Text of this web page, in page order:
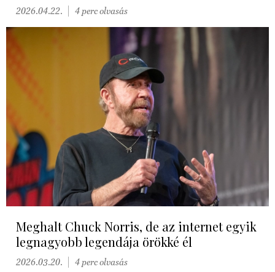
2026.04.22. 4 perc olvasás
Meghalt Chuck Norris, de az internet egyik
legnagyobb legendája örökké él
2026.03.20. 4 perc olvasás